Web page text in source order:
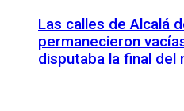
Las calles de Alcalá
permanecieron
disputaba la final del